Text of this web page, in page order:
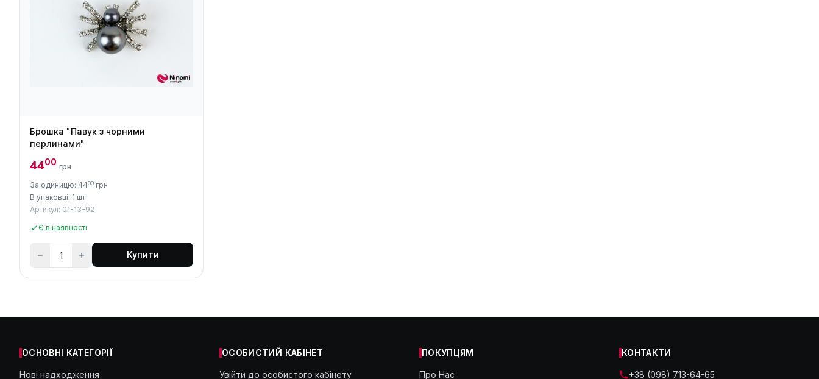
Брошка "Павук з чорними
перлинами"
4400 грн
За одиницю: 4400 грн
В упаковці: 1 шт
Артикул: 01-13-92
Є в наявності
Купити
ОСНОВНІ КАТЕГОРІЇ
Нові надходження
ОСОБИСТИЙ КАБІНЕТ
Увійти до особистого кабінету
ПОКУПЦЯМ
Про Нас
КОНТАКТИ
+38 (098) 713-64-65